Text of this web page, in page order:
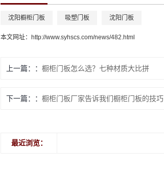
沈阳橱柜门板 吸塑门板 沈阳门板
本文网址： http://www.syhscs.com/news/482.html
上一篇： 橱柜门板怎么选？七种材质大比拼
下一篇： 橱柜门板厂家告诉我们橱柜门板的技巧
最近浏览：